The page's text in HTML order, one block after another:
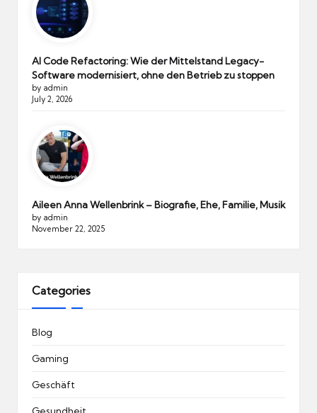
AI Code Refactoring: Wie der Mittelstand Legacy-
Software modernisiert, ohne den Betrieb zu stoppen
by admin
July 2, 2026
Aileen Anna Wellenbrink – Biografie, Ehe, Familie, Musik
by admin
November 22, 2025
Categories
Blog
Gaming
Geschäft